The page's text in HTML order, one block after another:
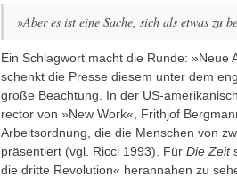
»Aber es ist eine Sache, sich als etwas zu
Ein Schlagwort macht die Runde: »Neue
schenkt die Presse diesem unter dem
große Beachtung. In der US-
rector von »New Work«, Frithjof
Arbeitsordnung, die die Menschen von
präsentiert (vgl. Ricci 1993). Für Die Zeit
die dritte Revolution« herannahen zu